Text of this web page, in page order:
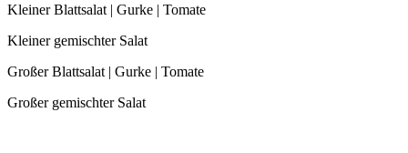
Kleiner Blattsalat | Gurke | Tomate
Kleiner gemischter Salat
Großer Blattsalat | Gurke | Tomate
Großer gemischter Salat